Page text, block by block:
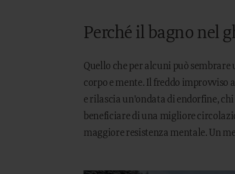
Perché il bagno nel
Quello che per alcuni può
corpo e mente. Il freddo
e rilascia un'ondata di endorfine,
beneficiare di una migliore
maggiore resistenza mentale. Un